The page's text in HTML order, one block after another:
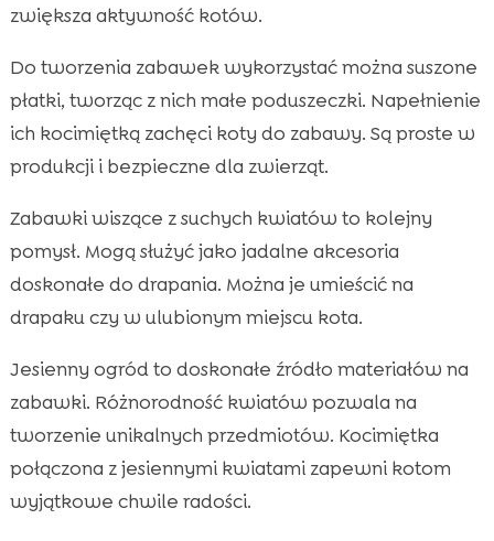
zwiększa aktywność kotów.
Do tworzenia zabawek wykorzystać można suszone
płatki, tworząc z nich małe poduszeczki. Napełnienie
ich kocimiętką zachęci koty do zabawy. Są proste w
produkcji i bezpieczne dla zwierząt.
Zabawki wiszące z suchych kwiatów to kolejny
pomysł. Mogą służyć jako jadalne akcesoria
doskonałe do drapania. Można je umieścić na
drapaku czy w ulubionym miejscu kota.
Jesienny ogród to doskonałe źródło materiałów na
zabawki. Różnorodność kwiatów pozwala na
tworzenie unikalnych przedmiotów. Kocimiętka
połączona z jesiennymi kwiatami zapewni kotom
wyjątkowe chwile radości.